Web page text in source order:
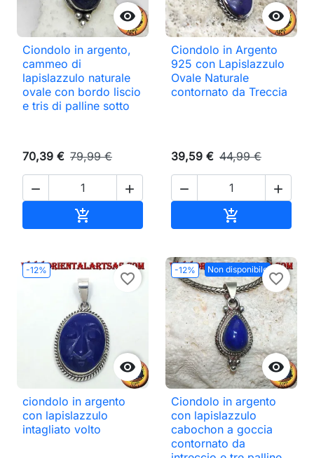

Ciondolo in argento,
cammeo di
lapislazzulo naturale
ovale con bordo liscio
e tris di palline sotto
70,39 € 79,99 €
 


Ciondolo in Argento
925 con Lapislazzulo
Ovale Naturale
contornato da Treccia
39,59 € 44,99 €
 

-12%

favorite_border
ciondolo in argento
con lapislazzulo
intagliato volto
-12% Non disponibile

favorite_border
Ciondolo in argento
con lapislazzulo
cabochon a goccia
contornato da